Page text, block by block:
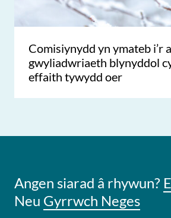
Comisiynydd yn ymateb i’r
gwyliadwriaeth blynyddol
effaith tywydd oer
Angen siarad â rhywun?
Neu Gyrrwch Neges